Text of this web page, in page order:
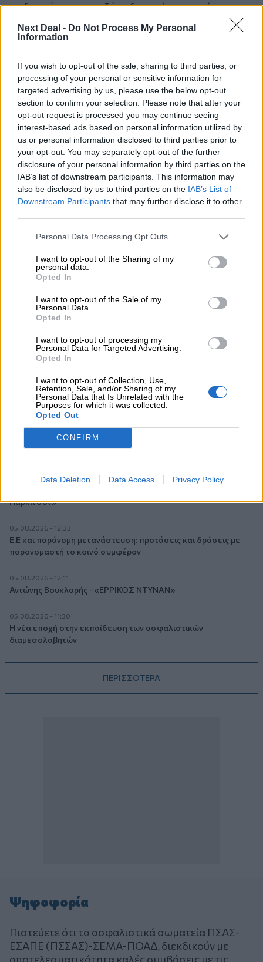
Next Deal - Do Not Process My Personal
Information
If you wish to opt-out of the sale, sharing to third parties, or
processing of your personal or sensitive information for
targeted advertising by us, please use the below opt-out
section to confirm your selection. Please note that after your
opt-out request is processed you may continue seeing
interest-based ads based on personal information utilized by
us or personal information disclosed to third parties prior to
your opt-out. You may separately opt-out of the further
disclosure of your personal information by third parties on the
IAB’s list of downstream participants. This information may
also be disclosed by us to third parties on the IAB’s List of
Downstream Participants that may further disclose it to other
Personal Data Processing Opt Outs
I want to opt-out of the Sharing of my
personal data.
Opted In
I want to opt-out of the Sale of my
Personal Data.
Opted In
I want to opt-out of processing my
Personal Data for Targeted Advertising.
Opted In
I want to opt-out of Collection, Use,
Retention, Sale, and/or Sharing of my
Personal Data that Is Unrelated with the
Purposes for which it was collected.
Opted Out
CONFIRM
Data Deletion Data Access Privacy Policy
κερδοφορίας των τραπεζών, η δυναμική επιστροφή της
στο έργο του – Ποιος είναι ο Έλληνας χειρουργός Χρήστος
Κοντοβουνήσιος
06.08.2026 - 14:55
Μιχάλης Τάτσης, Insurance & Healthcare Analyst, διευθυντής
Επιχειρηματικής Ανάπτυξης Ομίλου HHG
06.08.2026 - 13:30
Όταν η επόμενη μέρα είναι στάχτη, τι θα πει ο Ασφαλιστικός
Διαμεσολαβητής στον πελάτη κλάδου υγείας;
06.08.2026 - 12:22
Kavita Patel - PhARMA Innovation Forum: Ένα στα πέντε
06.08.2026 - 11:37
Μείωση ασφαλιστικών εισφορών ύψους 240 εκατ. ευρώ
ζητούν οι έμποροι από την Κυβέρνηση
06.08.2026 - 10:45
Ευρώπη: Μπορεί η κλιματική αλλαγή να οδηγήσει σε
06.08.2026 - 09:15
06.08.2026 - 08:40
Η γαλλική «ψήφος» στο «καλώδιο» και τα συμφέροντα, οι
ελληνικές τράπεζες «πρωταθλήτριες» στα δάνεια, νέο deal
Βαρδινογιάννη- Εξάρχου και ο διπλασιασμός των κερδών της
Randy Schekman, Νομπελίστας Ιατρικής: «Σε πέντε χρόνια
Πάρκινσον»
05.08.2026 - 12:33
Ε.Ε και παράνομη μετανάστευση: προτάσεις και δράσεις με
παρονομαστή το κοινό συμφέρον
05.08.2026 - 12:11
Αντώνης Βουκλαρής - «ΕΡΡΙΚΟΣ ΝΤΥΝΑΝ»
05.08.2026 - 11:30
Η νέα εποχή στην εκπαίδευση των ασφαλιστικών
διαμεσολαβητών
ΠΕΡΙΣΣΟΤΕΡΑ
Ψηφοφορία
Πιστεύετε ότι τα ασφαλιστικά σωματεία ΠΣΑΣ-
ΕΣΑΠΕ (ΠΣΣΑΣ)-ΣΕΜΑ-ΠΟΑΔ, διεκδικούν με
αποτελεσματικότητα καλές συμβάσεις με τις